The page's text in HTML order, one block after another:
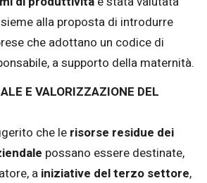
alla proposta di introdurre
che adottano un codice di
a supporto della maternità.
E VALORIZZAZIONE DEL
che le risorse residue dei
possano essere destinate,
a iniziative del terzo settore,